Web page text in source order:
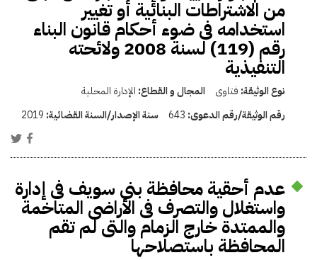
من الاشتراطات البنائية أو تغيير
استخدامه فى ضوء أحكام قانون البناء
رقم (119) لسنة 2008 ولائحته
التنفيذية
نوع الوثيقة: فتاوى المجال و القطاع: الإدارة المحلية
رقم الوثيقة/رقم الدعوى: 643 سنة الإصدار/السنة القضائية: 2019
عدم أحقية محافظة بنى سويف فى إدارة
واستغلال والتصرف فى الأراضى المتاخمة
والممتدة خارج الزمام والتى لم تقم
المحافظة باستصلاحها